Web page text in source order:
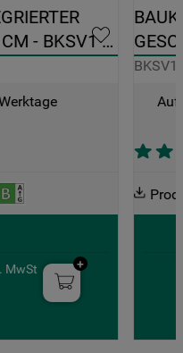
- BKSV1
MwSt
BKSV1
Auf